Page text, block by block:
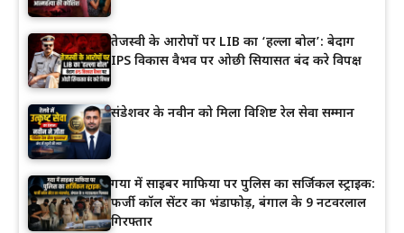
तेजस्वी के आरोपों पर LIB का ‘हल्ला बोल’: बेदाग
IPS विकास वैभव पर ओछी सियासत बंद करे विपक्ष
संडेशवर के नवीन को मिला विशिष्ट रेल सेवा सम्मान
गया में साइबर माफिया पर पुलिस का सर्जिकल स्ट्राइक:
फर्जी कॉल सेंटर का भंडाफोड़, बंगाल के 9 नटवरलाल
गिरफ्तार